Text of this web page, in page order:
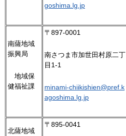
goshima.lg.jp
南薩地域
振興局
地域保
健福祉課
〒897-0001
南さつま市加世田村原二丁
目1-1
minami-chiikishien@pref.k
agoshima.lg.jp
北薩地域
〒895-0041